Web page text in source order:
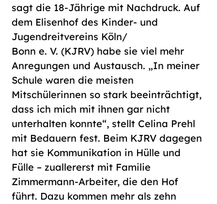
sagt die 18-Jährige mit Nachdruck. Auf
dem Elisenhof des Kinder- und
Jugendreitvereins Köln/​
Bonn e. V. (KJRV) habe sie viel mehr
Anregungen und Austausch. „In meiner
Schule waren die meisten
Mitschülerinnen so stark beeinträchtigt,
dass ich mich mit ihnen gar nicht
unterhalten konnte“, stellt Celina Prehl
mit Bedauern fest. Beim KJRV dagegen
hat sie Kommunikation in Hülle und
Fülle – zuallererst mit Familie
Zimmermann-Arbeiter, die den Hof
führt. Dazu kommen mehr als zehn